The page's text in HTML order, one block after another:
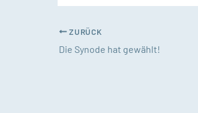
ZURÜCK
Die Synode hat gewählt!